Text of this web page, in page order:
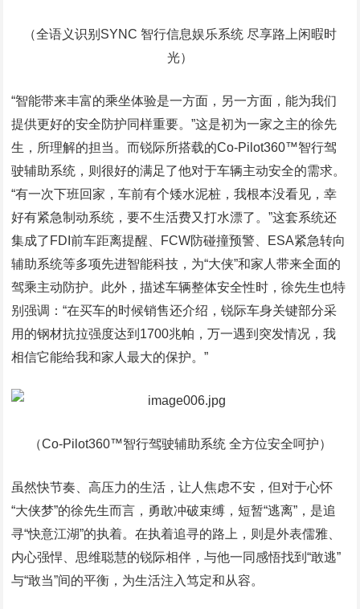
（全语义识别SYNC 智行信息娱乐系统 尽享路上闲暇时
光）
“智能带来丰富的乘坐体验是一方面，另一方面，能为我们
提供更好的安全防护同样重要。”这是初为一家之主的徐先
生，所理解的担当。而锐际所搭载的Co-Pilot360™智行驾
驶辅助系统，则很好的满足了他对于车辆主动安全的需求。
“有一次下班回家，车前有个矮水泥桩，我根本没看见，幸
好有紧急制动系统，要不生活费又打水漂了。”这套系统还
集成了FDI前车距离提醒、FCW防碰撞预警、ESA紧急转向
辅助系统等多项先进智能科技，为“大侠”和家人带来全面的
驾乘主动防护。此外，描述车辆整体安全性时，徐先生也特
别强调：“在买车的时候销售还介绍，锐际车身关键部分采
用的钢材抗拉强度达到1700兆帕，万一遇到突发情况，我
相信它能给我和家人最大的保护。”
（Co-Pilot360™智行驾驶辅助系统 全方位安全呵护）
虽然快节奏、高压力的生活，让人焦虑不安，但对于心怀
“大侠梦”的徐先生而言，勇敢冲破束缚，短暂“逃离”，是追
寻“快意江湖”的执着。在执着追寻的路上，则是外表儒雅、
内心强悍、思维聪慧的锐际相伴，与他一同感悟找到“敢逃”
与“敢当”间的平衡，为生活注入笃定和从容。